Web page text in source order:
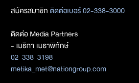
สมัครสมาชิกติดต่อเบอร์ 02-338-3000
ติดต่อ Media Partners
- เมธิกา เมธาพิทักษ์
02-338-3198
metika_met@nationgroup.com